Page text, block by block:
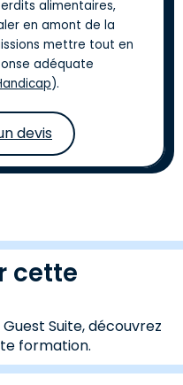
alimentaires,
en amont de la
mettre tout en
adéquate
).
devis
cette
Suite, découvrez
formation.